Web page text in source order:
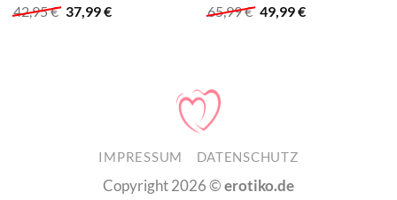
42,95€ Ursprünglicher
Preis
37,99€Aktueller
65,99€ Ursprünglicher
Preis
49,99€Aktueller
IMPRESSUM DATENSCHUTZ
Copyright 2026 ©erotiko.de